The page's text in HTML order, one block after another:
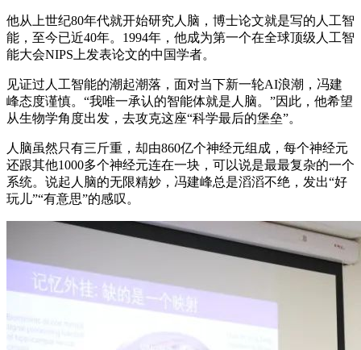
他从上世纪80年代就开始研究人脑，博士论文就是写的人工智
能，至今已近40年。1994年，他成为第一个在全球顶级人工智
能大会NIPS上发表论文的中国学者。
见证过人工智能的潮起潮落，面对当下新一轮AI浪潮，冯建
峰态度谨慎。“我唯一承认的智能体就是人脑。”因此，他希望
从生物学角度出发，去攻克这座“科学最后的堡垒”。
人脑虽然只有三斤重，却由860亿个神经元组成，每个神经元
还跟其他1000多个神经元连在一块，可以说是最最复杂的一个
系统。说起人脑的无限精妙，冯建峰总是滔滔不绝，发出“好
玩儿”“有意思”的感叹。